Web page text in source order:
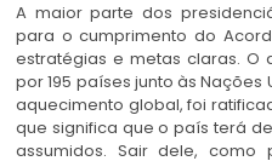
A maior parte dos
para o cumprimento do
estratégias e metas claras. O
por 195 países junto às
aquecimento global, foi
que significa que o país terá
assumidos. Sair dele, como